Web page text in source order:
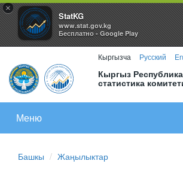
×
StatKG
www.stat.gov.kg
Бесплатно - Google Play
Кыргызча Русский
Кыргыз
статистика
Меню
Башкы Жаңылыктар